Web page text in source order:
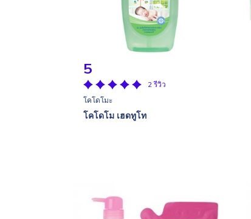
5
2 รีวิว
โคโดโมะ
โคโดโม เฮดทูโท